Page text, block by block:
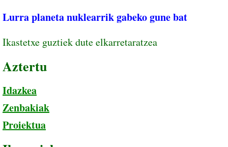
Lurra planeta nuklearrik gabeko gune bat
Ikastetxe guztiek dute elkarretaratzea
Aztertu
Idazkea
Zenbakiak
Proiektua